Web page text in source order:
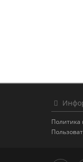
Политика